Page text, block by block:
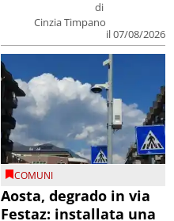
di
Cinzia Timpano
il 07/08/2026
COMUNI
Aosta, degrado in via
Festaz: installata una